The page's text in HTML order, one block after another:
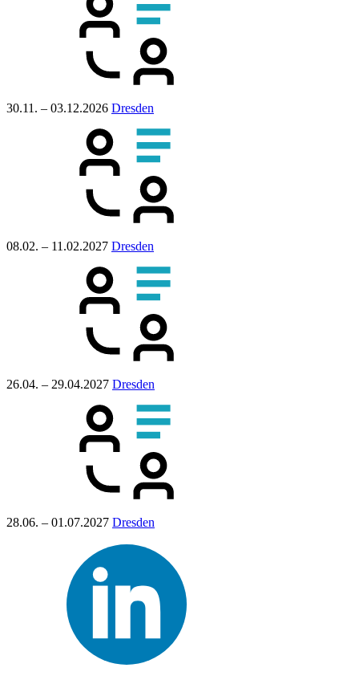
30.11. – 03.12.2026 Dresden
08.02. – 11.02.2027 Dresden
26.04. – 29.04.2027 Dresden
28.06. – 01.07.2027 Dresden